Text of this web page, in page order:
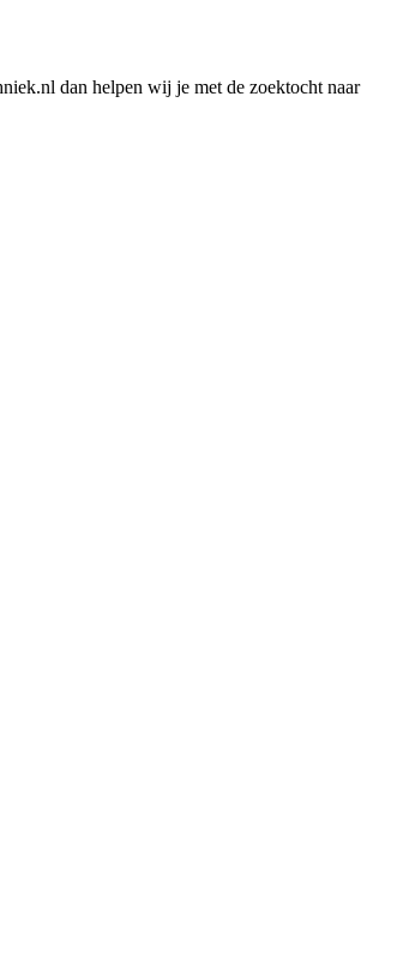
dan helpen wij je met de zoektocht naar